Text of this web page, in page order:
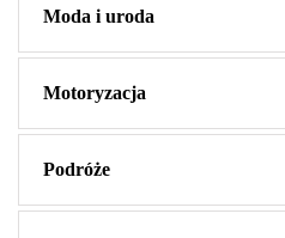
Moda i uroda
Motoryzacja
Podróże